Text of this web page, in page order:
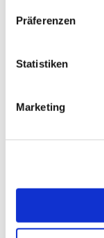
Präferenzen
Statistiken
Marketing